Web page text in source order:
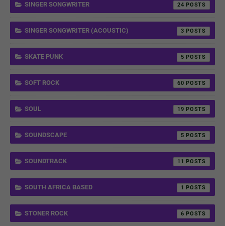
SINGER SONGWRITER 24
SINGER SONGWRITER (ACOUSTIC) 3
SKATE PUNK 5
SOFT ROCK 60
SOUL 19
SOUNDSCAPE 5
SOUNDTRACK 11
SOUTH AFRICA BASED 1
STONER ROCK 6